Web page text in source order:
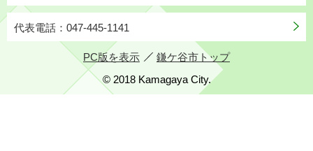
代表電話：047-445-1141
PC版を表示
鎌ケ谷市トップ
© 2018 Kamagaya City.